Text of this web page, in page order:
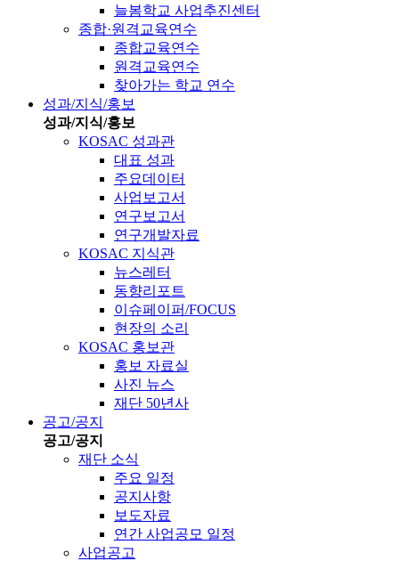
늘봄학교 사업추진센터
종합·원격교육연수
종합교육연수
원격교육연수
찾아가는 학교 연수
성과/지식/홍보
성과/지식/홍보
KOSAC 성과관
대표 성과
주요데이터
사업보고서
연구보고서
연구개발자료
KOSAC 지식관
뉴스레터
동향리포트
이슈페이퍼/FOCUS
현장의 소리
KOSAC 홍보관
홍보 자료실
사진 뉴스
재단 50년사
공고/공지
공고/공지
재단 소식
주요 일정
공지사항
보도자료
연간 사업공모 일정
사업공고